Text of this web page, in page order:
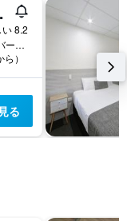
ル
8.2
7 Quay Street, バンダバーグ, QLD, オーストラリア
）
る